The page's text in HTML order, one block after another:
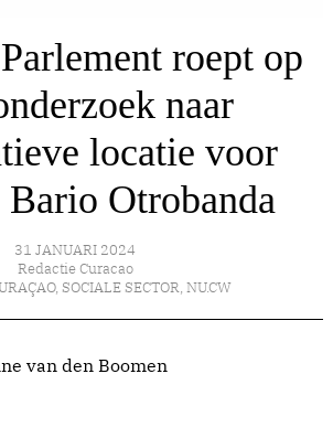
roept op
naar
locatie voor
Bario Otrobanda
31 JANUARI 2024
Redactie Curacao
, SOCIALE SECTOR, NU.CW
van den Boomen